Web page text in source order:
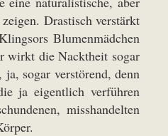
Drastisch verstärkt
Blumenmädchen
wirkt die Nacktheit sogar
ja, sogar verstörend, denn
ja eigentlich verführen
misshandelten